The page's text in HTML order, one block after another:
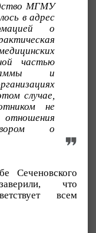
МГМУ
в адрес
о
частью
и
случае,
не
о
Сеченовского
что
всем